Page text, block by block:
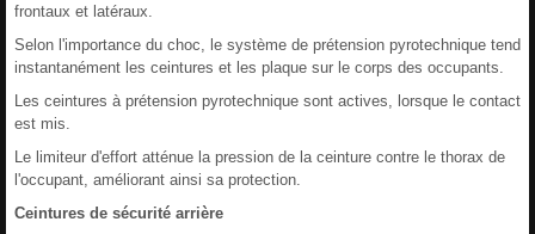
frontaux et latéraux.
Selon l'importance du choc, le système de prétension pyrotechnique tend
instantanément les ceintures et les plaque sur le corps des occupants.
Les ceintures à prétension pyrotechnique sont actives, lorsque le contact
est mis.
Le limiteur d'effort atténue la pression de la ceinture contre le thorax de
l'occupant, améliorant ainsi sa protection.
Ceintures de sécurité arrière